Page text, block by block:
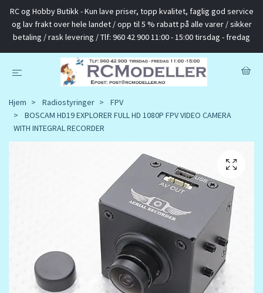
RC og Hobby Butikk - Kun lave priser, topp kvalitet, faglig god service
og lav frakt over hele landet / opp til 5 % rabatt på alle varer / sikker
betaling / rask levering / Tlf: 960 42 900 11:00 - 15:00 tirsdag - fredag
Hjem Radiostyringer
FPV
BOSCAM HD19 EXPLORER FULL HD 1080P FPV VIDEO CAMERA
WITH INTEGRAL RECORDER